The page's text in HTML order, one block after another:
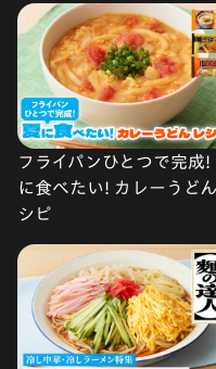
フライパンひとつで完成!
に食べたい! カレーうど
シピ